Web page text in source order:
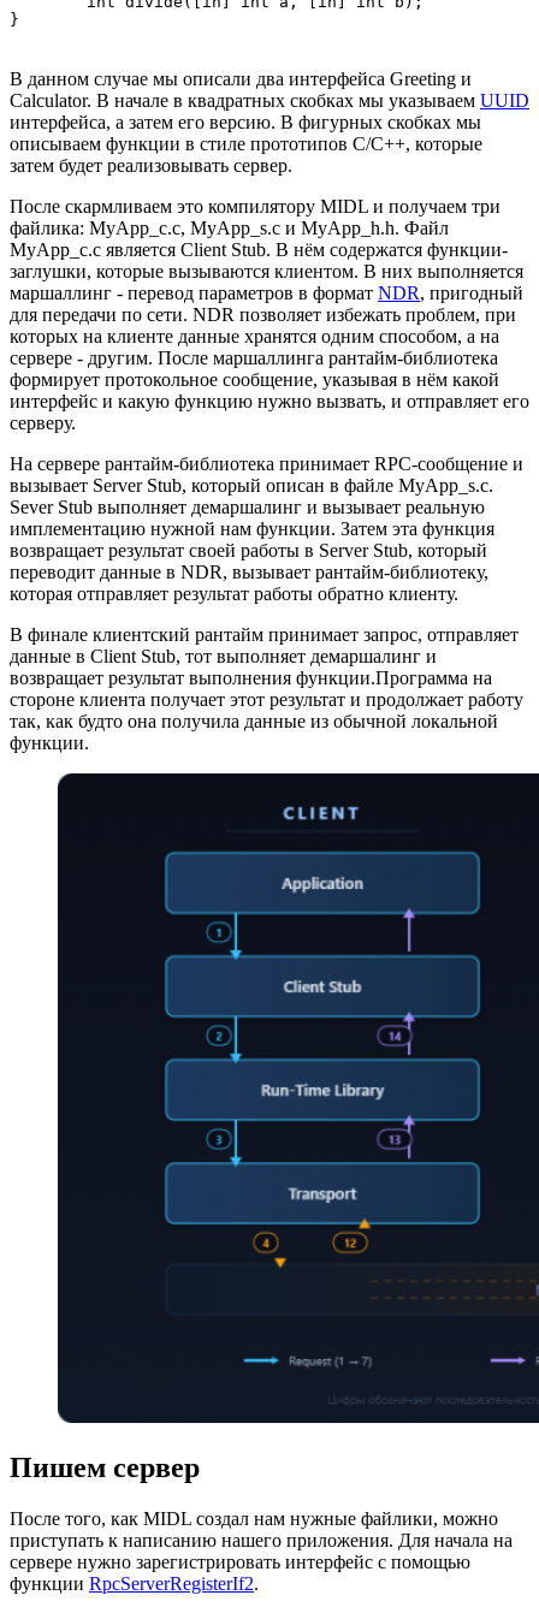
}
В данном случае мы описали два интерфейса Greeting и
Calculator. В начале в квадратных скобках мы указываем UUID
интерфейса, а затем его версию. В фигурных скобках мы
описываем функции в стиле прототипов C/C++, которые
затем будет реализовывать сервер.
После скармливаем это компилятору MIDL и получаем три
файлика: MyApp_c.c, MyApp_s.c и MyApp_h.h. Файл
MyApp_c.c является Client Stub. В нём содержатся функции-
заглушки, которые вызываются клиентом. В них выполняется
маршаллинг - перевод параметров в формат NDR, пригодный
для передачи по сети. NDR позволяет избежать проблем, при
которых на клиенте данные хранятся одним способом, а на
сервере - другим. После маршаллинга рантайм-библиотека
формирует протокольное сообщение, указывая в нём какой
интерфейс и какую функцию нужно вызвать, и отправляет его
серверу.
На сервере рантайм-библиотека принимает RPC-сообщение и
вызывает Server Stub, который описан в файле MyApp_s.c.
Sever Stub выполняет демаршалинг и вызывает реальную
имплементацию нужной нам функции. Затем эта функция
возвращает результат своей работы в Server Stub, который
переводит данные в NDR, вызывает рантайм-библиотеку,
которая отправляет результат работы обратно клиенту.
В финале клиентский рантайм принимает запрос, отправляет
данные в Client Stub, тот выполняет демаршалинг и
возвращает результат выполнения функции.Программа на
стороне клиента получает этот результат и продолжает работу
так, как будто она получила данные из обычной локальной
функции.
Пишем сервер
После того, как MIDL создал нам нужные файлики, можно
приступать к написанию нашего приложения. Для начала на
сервере нужно зарегистрировать интерфейс с помощью
функции RpcServerRegisterIf2.